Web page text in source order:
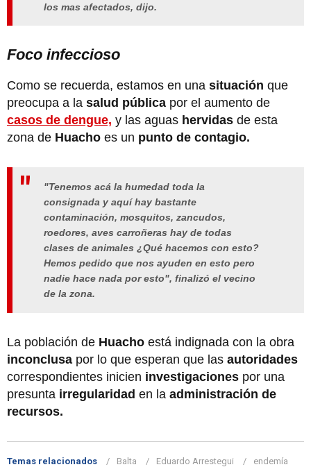
los mas afectados, dijo.
Foco infeccioso
Como se recuerda, estamos en una situación que
preocupa a la salud pública por el aumento de
casos de dengue, y las aguas hervidas de esta
zona de Huacho es un punto de contagio.
"Tenemos acá la humedad toda la
consignada y aquí hay bastante
contaminación, mosquitos, zancudos,
roedores, aves carroñeras hay de todas
clases de animales ¿Qué hacemos con esto?
Hemos pedido que nos ayuden en esto pero
nadie hace nada por esto", finalizó el vecino
de la zona.
La población de Huacho está indignada con la obra
inconclusa por lo que esperan que las autoridades
correspondientes inicien investigaciones por una
presunta irregularidad en la administración de
recursos.
Temas relacionados Balta Eduardo Arrestegui
endemía